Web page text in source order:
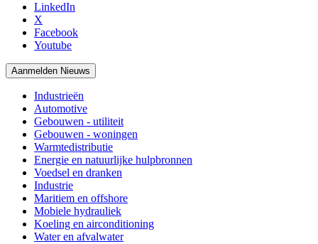
LinkedIn
X
Facebook
Youtube
Aanmelden Nieuws
Industrieën
Automotive
Gebouwen - utiliteit
Gebouwen - woningen
Warmtedistributie
Energie en natuurlijke hulpbronnen
Voedsel en dranken
Industrie
Maritiem en offshore
Mobiele hydrauliek
Koeling en airconditioning
Water en afvalwater